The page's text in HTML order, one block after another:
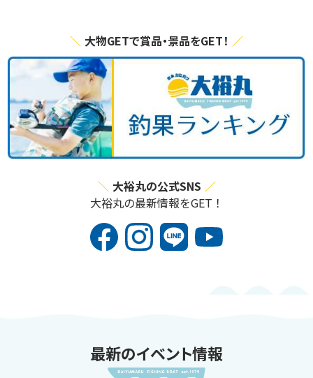
大物GETで賞品・景品をGET！
大裕丸の公式SNS
大裕丸の最新情報をGET！
最新のイベント情報